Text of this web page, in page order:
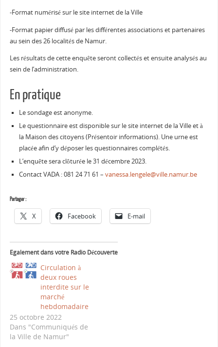
-Format numérisésur lesite internet de laVille
-Format papier diffusé par les différentes associations et partenaires
au sein des26 localités de Namur.
Les résultats de cetteenquêteseront collectés et ensuite analysés au
sein de l’administration.
En pratique
Lesondage est anonyme.
Lequestionnaire est disponiblesur lesite internet de laVilleet à
la Maison descitoyens (Présentoir informations). Une urne est
placée afin d’y déposer les questionnaires complétés.
L’enquêtesera clôturée le31 décembre 2023.
Contact VADA :081 24 71 61 – vanessa.lengele@ville.namur.be
Partager :
X Facebook E-mail
Egalement dans votre Radio Découverte
Circulation à
deux roues
interdite sur le
marché
hebdomadaire
25 octobre 2022
Dans "Communiqués de
la Ville de Namur"